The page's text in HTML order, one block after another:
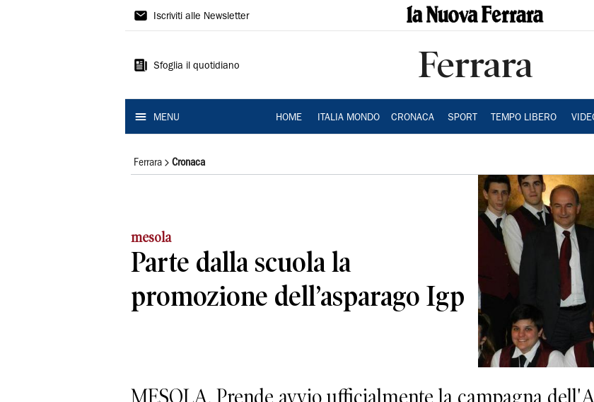
La
Ferrara
Iscriviti alle Newsletter
Sfoglia il quotidiano Ferrara
MENU HOME ITALIA MONDO CRONACA SPORT TEMPO LIBERO
Ferrara Cronaca
mesola
Parte dalla scuola la
promozione dell’asparago Igp
MESOLA. Prende avvio ufficialmente la campagna